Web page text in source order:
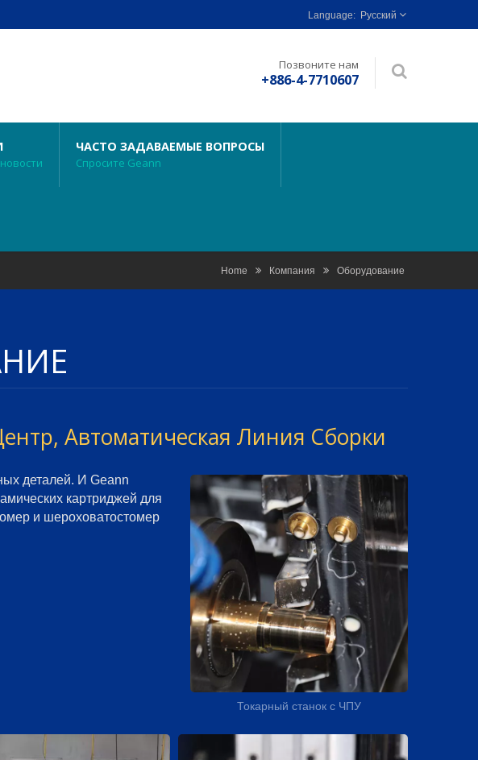
Русский
Позвоните нам
+886-4-7710607
ЧАСТО ЗАДАВАЕМЫЕ ВОПРОСЫ
Спросите Geann
Home Компания Оборудование
Автоматическая Линия Сборки
Токарный станок с ЧПУ
деталей. И Geann
картриджей для
и шероховатостомер